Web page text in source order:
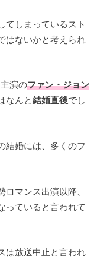
てしまっているスト
はないかと考えられ
演のファン・ジョン
なんと 結婚直後でし
結婚には、多くのフ
マンス出演以降、
っていると言われて
は放送中止と言われ